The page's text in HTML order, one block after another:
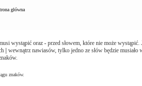
główna
wystąpić oraz - przed słowem, które nie może wystąpić.
| wewnątrz nawiasów, tylko jedno ze słów będzie musiało
znaków.